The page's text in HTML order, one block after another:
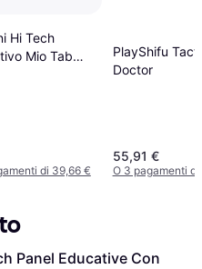
Hi Tech
Mio Tab
di 39,66 €
PlayShifu
Doctor
55,91 €
O 3 pagamenti di
Panel Educative Con